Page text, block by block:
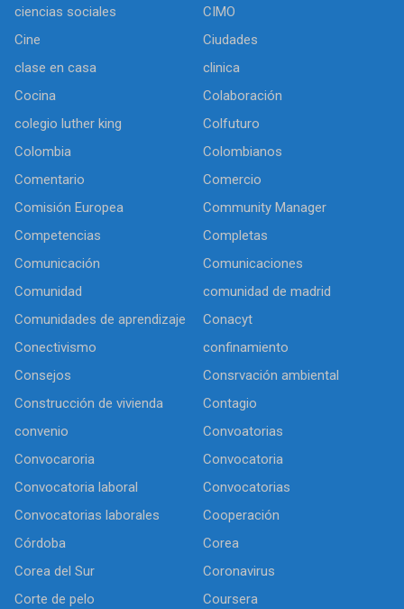
ciencias sociales
CIMO
Cine
Ciudades
clase en casa
clinica
Cocina
Colaboración
colegio luther king
Colfuturo
Colombia
Colombianos
Comentario
Comercio
Comisión Europea
Community Manager
Competencias
Completas
Comunicación
Comunicaciones
Comunidad
comunidad de madrid
Comunidades de aprendizaje
Conacyt
Conectivismo
confinamiento
Consejos
Consrvación ambiental
Construcción de vivienda
Contagio
convenio
Convoatorias
Convocaroria
Convocatoria
Convocatoria laboral
Convocatorias
Convocatorias laborales
Cooperación
Córdoba
Corea
Corea del Sur
Coronavirus
Corte de pelo
Coursera